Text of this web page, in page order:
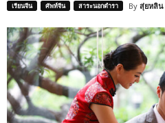
เรียนจีน ศัพท์จีน สาระนอกตำรา By สุ่ยหลิน